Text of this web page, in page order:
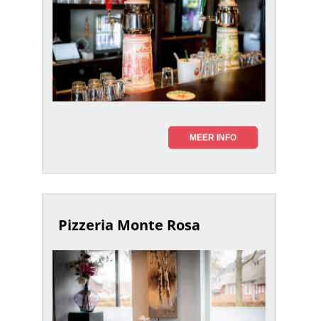
MEER INFO
Pizzeria Monte Rosa